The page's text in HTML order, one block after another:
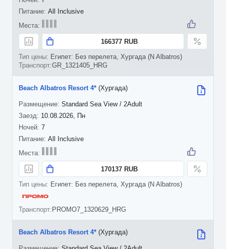
All Inclusive
166377 RUB
Египет: Без перелета, Хургада (N Albatros)
GR_1321405_HRG
10.08.2026, Пн
7
Beach Albatros Resort 4* (Хургада)
Standard Sea View / 2Adult
All Inclusive
170137 RUB
Египет: Без перелета, Хургада (N Albatros)
PROMO7_1320629_HRG
Beach Albatros Resort 4* (Хургада)